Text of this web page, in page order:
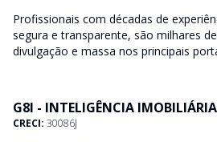
Profissionais com décadas de
segura e transparente, são milhares de imóveis em estoque e
divulgação e massa nos principais
G8I - INTELIGÊNCIA IMOBILIÁRIA
CRECI: 30086J